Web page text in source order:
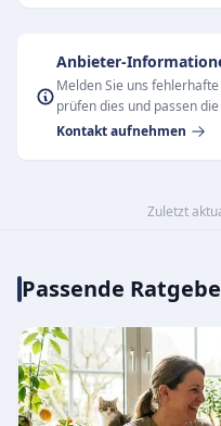
Anbieter-
Melden Sie uns
prüfen dies und passen
Kontakt aufnehmen
Zuletzt
Passende